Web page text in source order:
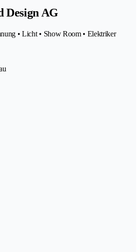
AG
• Licht • Show Room • Elektriker